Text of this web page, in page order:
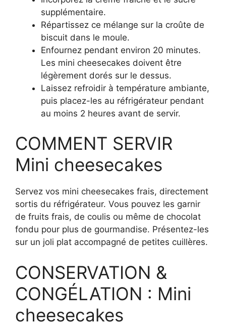
supplémentaire.
Répartissez ce mélange sur la croûte de
biscuit dans le moule.
Enfournez pendant environ 20 minutes.
Les mini cheesecakes doivent être
légèrement dorés sur le dessus.
Laissez refroidir à température ambiante,
puis placez-les au réfrigérateur pendant
au moins 2 heures avant de servir.
COMMENT SERVIR
Mini cheesecakes
Servez vos mini cheesecakes frais, directement
sortis du réfrigérateur. Vous pouvez les garnir
de fruits frais, de coulis ou même de chocolat
fondu pour plus de gourmandise. Présentez-les
sur un joli plat accompagné de petites cuillères.
CONSERVATION &
CONGÉLATION : Mini
cheesecakes